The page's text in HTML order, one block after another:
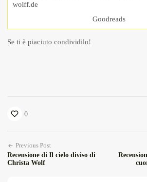
wolff.de
Goodreads
Se ti è piaciuto condividilo!
0
Previous Post
Recensione di Il cielo diviso di
Christa Wolf